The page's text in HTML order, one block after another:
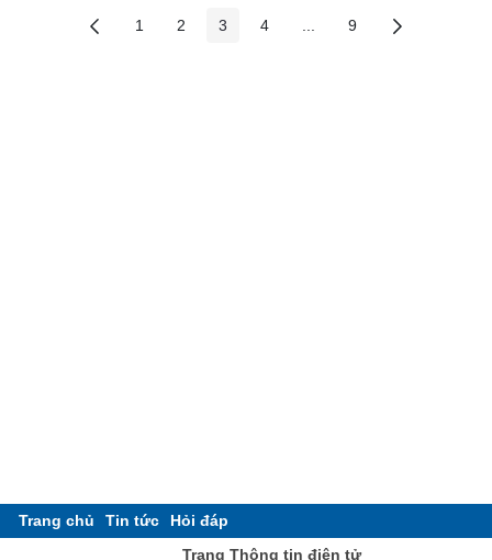
Các trang trên cổng
1 Các trang trên cổng
2 Các trang trên cổng
3 Các trang trên cổng
4 Các trang trung gian
Các trang trên cổng
9
Trang chủ Tin tức
Hỏi đáp
Trang Thông tin điện tử